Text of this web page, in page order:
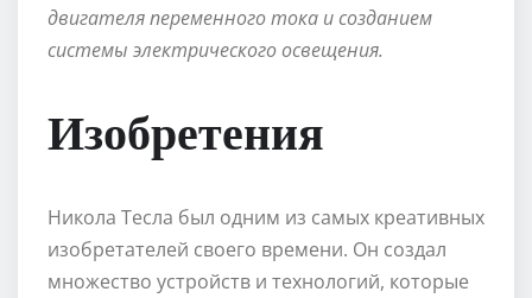
двигателя переменного тока и созданием
системы электрического освещения.
Изобретения
Никола Тесла был одним из самых креативных
изобретателей своего времени. Он создал
множество устройств и технологий, которые